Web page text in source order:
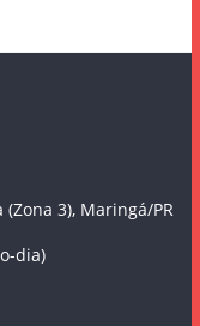
3), Maringá/PR
dia)